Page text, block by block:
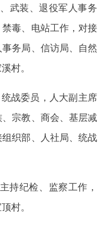
武装、退役军人事务
毒、电站工作，对接
务局、信访局、自然
村。
战委员，人大副主席
宗教、商会、基层减
织部、人社局、统战
持纪检、监察工作，
村。